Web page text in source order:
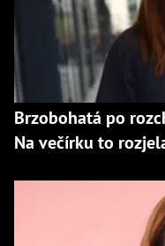
Brzobohatá po
Na večírku to